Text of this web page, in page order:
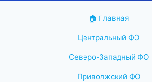
🏠 Главная
Центральный ФО
Северо-Западный ФО
Приволжский ФО